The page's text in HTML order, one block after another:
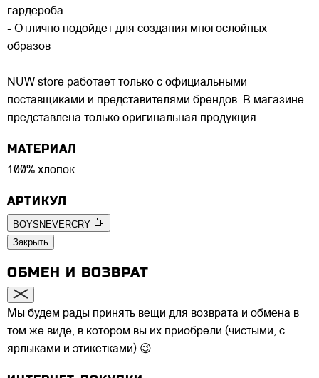
гардероба
- Отлично подойдёт для создания многослойных
образов
NUW store работает только с официальными
поставщиками и представителями брендов. В магазине
представлена только оригинальная продукция.
МАТЕРИАЛ
100% хлопок.
АРТИКУЛ
BOYSNEVERCRY
Закрыть
ОБМЕН И ВОЗВРАТ
Мы будем рады принять вещи для возврата и обмена в
том же виде, в котором вы их приобрели (чистыми, с
ярлыками и этикетками) 😉